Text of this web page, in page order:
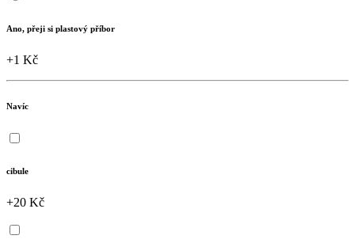
Ano, přeji si plastový příbor
+1 Kč
Navíc
cibule
+20 Kč